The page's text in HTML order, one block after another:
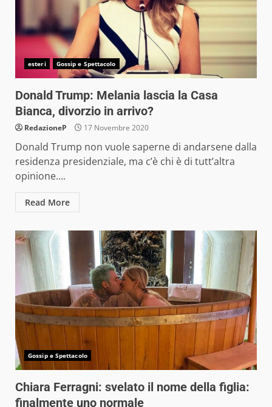
esteri Gossip e Spettacolo
Donald Trump: Melania lascia la Casa
Bianca, divorzio in arrivo?
RedazioneP 17 Novembre 2020
Donald Trump non vuole saperne di andarsene dalla
residenza presidenziale, ma c’è chi è di tutt’altra
opinione....
Read More
Gossip e Spettacolo
Chiara Ferragni: svelato il nome della figlia:
finalmente uno normale